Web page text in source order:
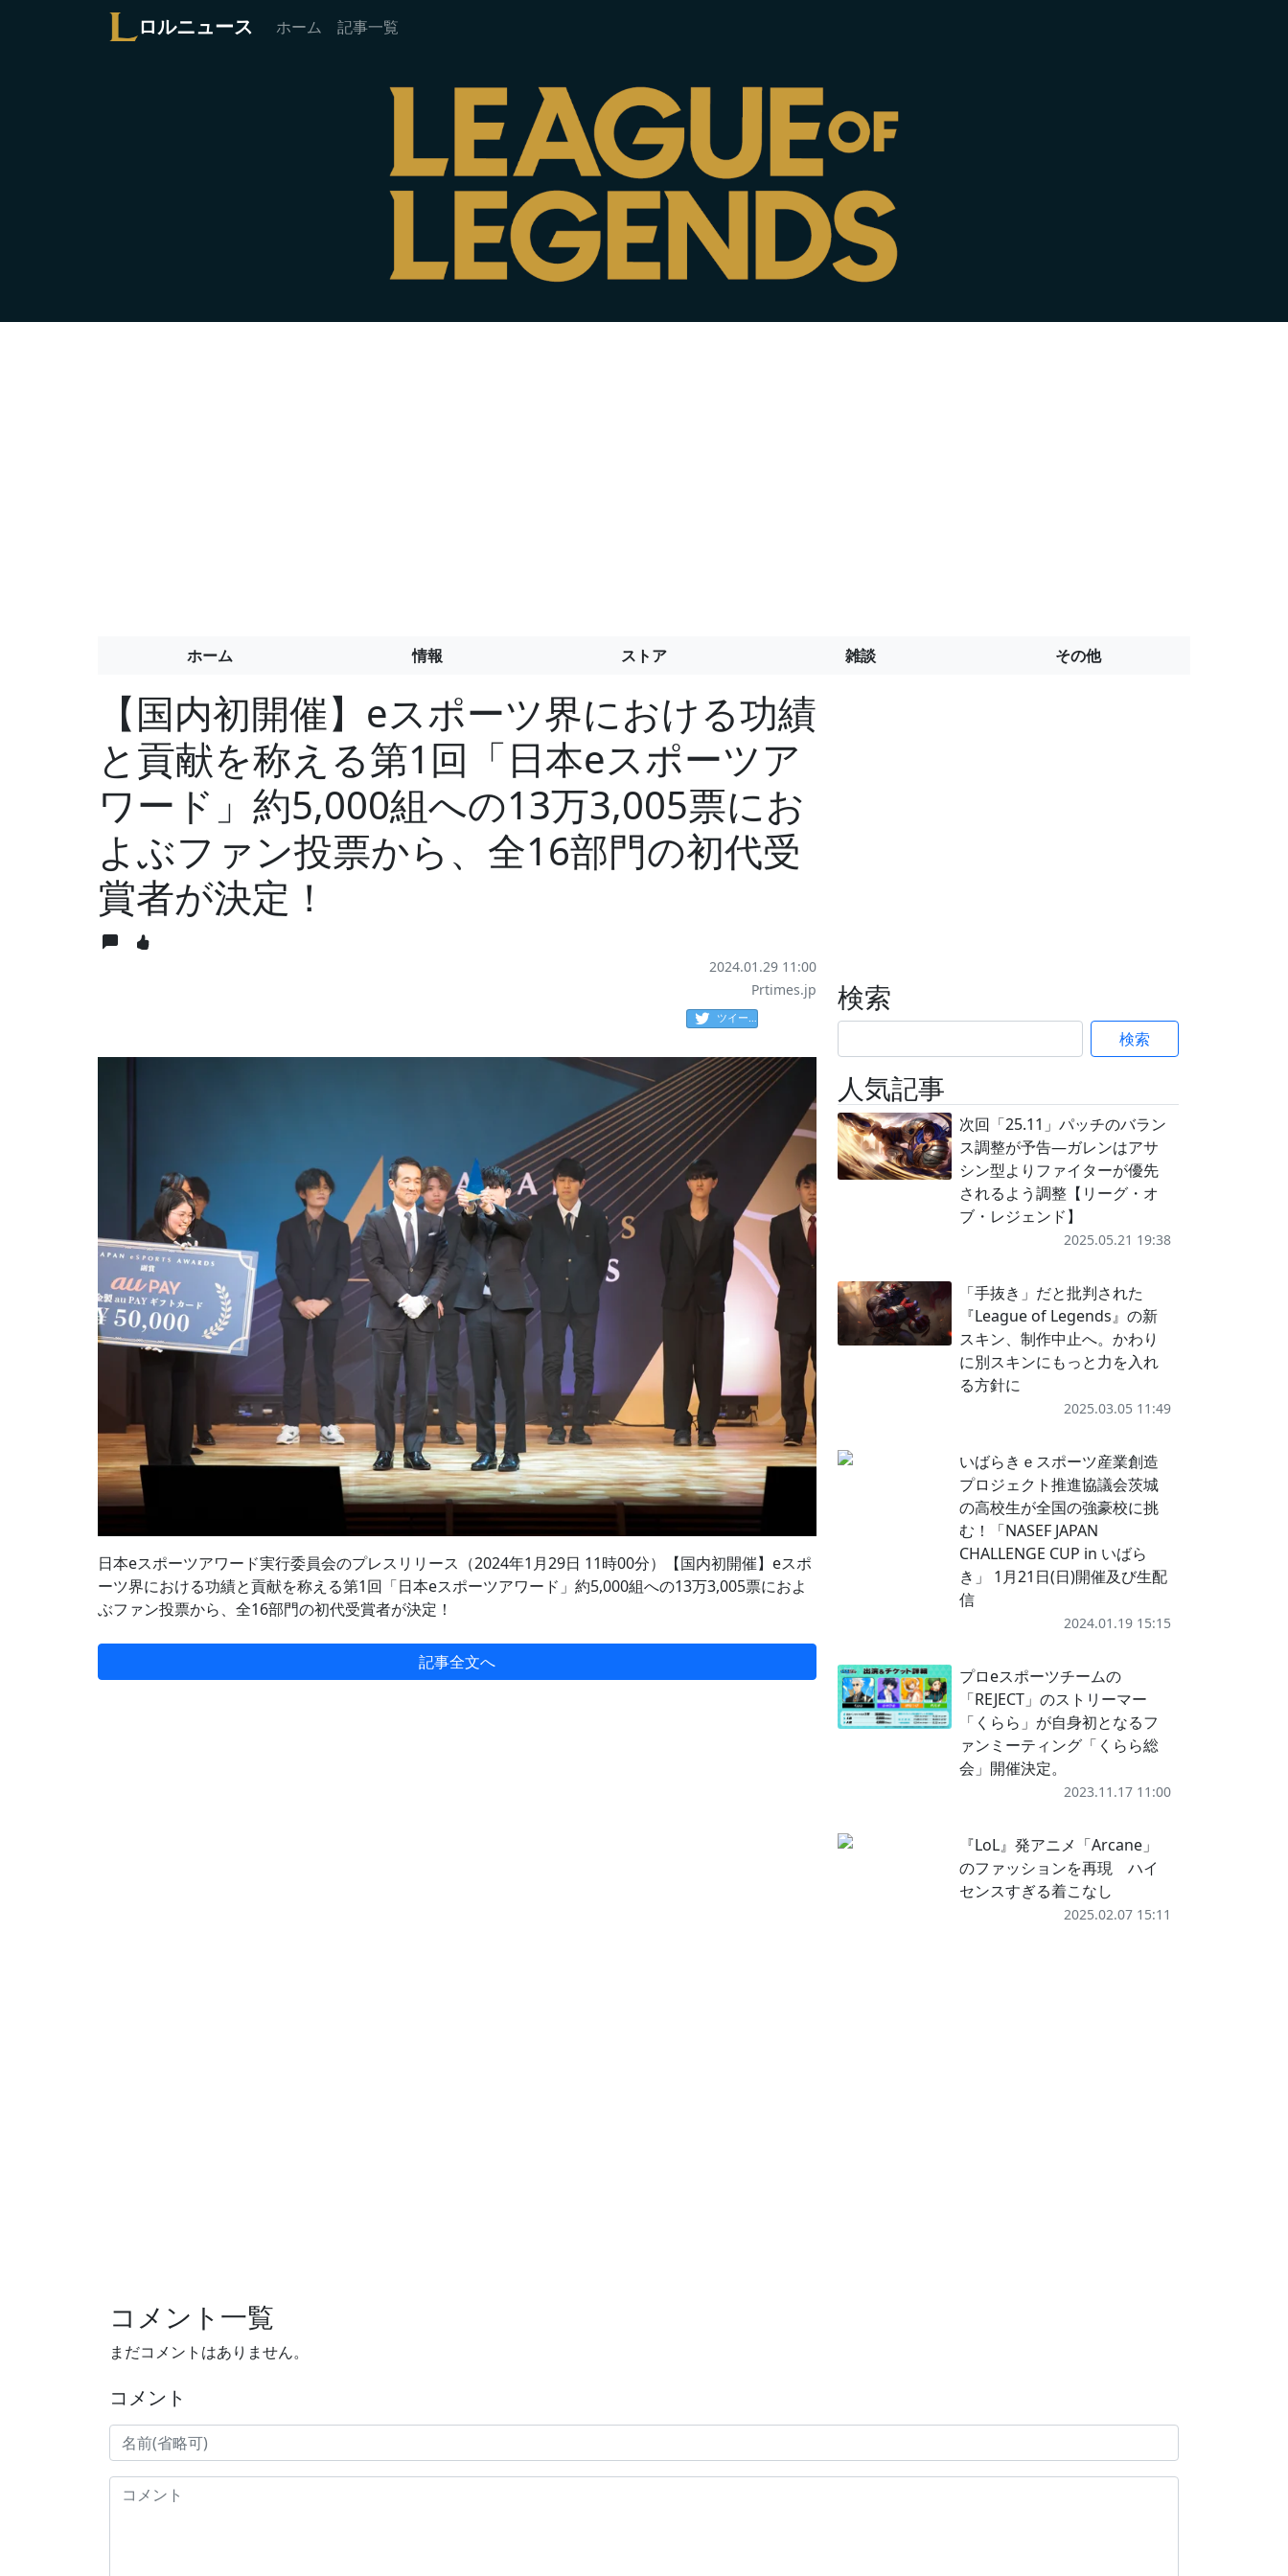
ロルニュース ホーム 記事一覧
ホーム 情報 ストア 雑談 その他
【国内初開催】eスポーツ界における功績
と貢献を称える第1回「日本eスポーツア
ワード」約5,000組への13万3,005票にお
よぶファン投票から、全16部門の初代受
賞者が決定！
2024.01.29 11:00
Prtimes.jp
ツイート
日本eスポーツアワード実行委員会のプレスリリース（2024年1月29日 11時00分）【国内初開催】eスポ
ーツ界における功績と貢献を称える第1回「日本eスポーツアワード」約5,000組への13万3,005票におよ
ぶファン投票から、全16部門の初代受賞者が決定！
記事全文へ
検索
検索
人気記事
次回「25.11」パッチのバラン
ス調整が予告―ガレンはアサ
シン型よりファイターが優先
されるよう調整【リーグ・オ
ブ・レジェンド】
2025.05.21 19:38
「手抜き」だと批判された
『League of Legends』の新
スキン、制作中止へ。かわり
に別スキンにもっと力を入れ
る方針に
2025.03.05 11:49
いばらきｅスポーツ産業創造
プロジェクト推進協議会茨城
の高校生が全国の強豪校に挑
む！「NASEF JAPAN
CHALLENGE CUP in いばら
き」 1月21日(日)開催及び生配
信
2024.01.19 15:15
プロeスポーツチームの
「REJECT」のストリーマー
「くらら」が自身初となるフ
ァンミーティング「くらら総
会」開催決定。
2023.11.17 11:00
『LoL』発アニメ「Arcane」
のファッションを再現 ハイ
センスすぎる着こなし
2025.02.07 15:11
コメント一覧
まだコメントはありません。
コメント